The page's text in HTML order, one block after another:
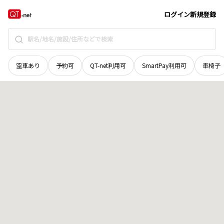
ログイン新規登録
空車あり 予約可 QT-net利用可 SmartPay利用可 車椅子
岩手県